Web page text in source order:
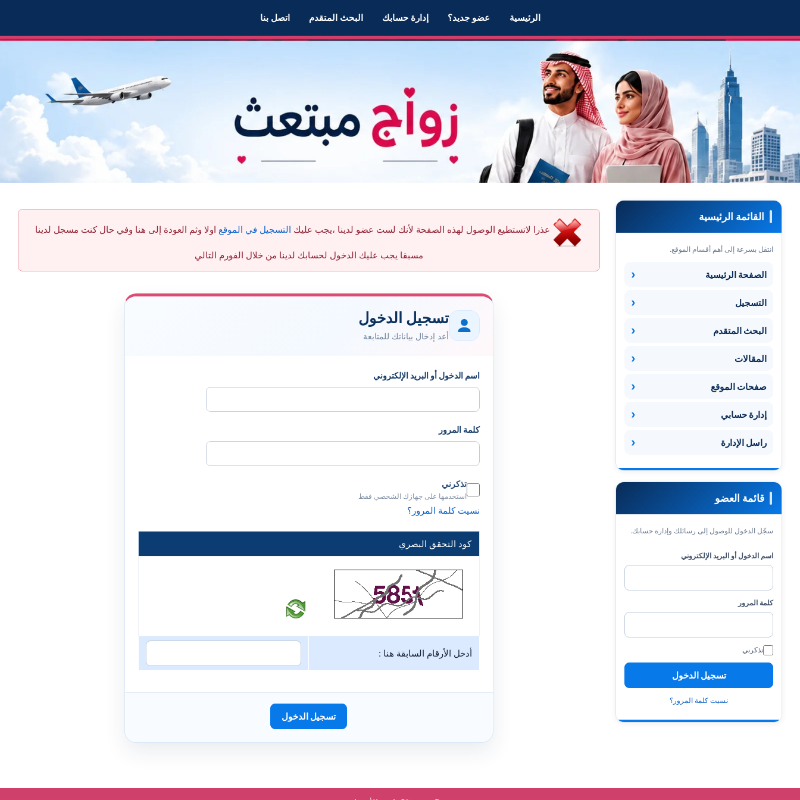
الرئيسية عضو جديد؟ إدارة حسابك البحث المتقدم اتصل بنا
عذرا لاتستطيع الوصول لهذه الصفحة لأنك لست عضو لدينا ،يجب عليك التسجيل في الموقع اولا وثم العودة إلى هنا وفي حال كنت مسجل لدينا
مسبقا يجب عليك الدخول لحسابك لدينا من خلال الفورم التالي
تسجيل الدخول
أعد إدخال بياناتك للمتابعة
اسم الدخول أو البريد الإلكتروني
كلمة المرور
تذكرني
استخدمها على جهازك الشخصي فقط
نسيت كلمة المرور؟
كود التحقق البصري
أدخل الأرقام السابقة هنا :
القائمة الرئيسية
انتقل بسرعة إلى أهم أقسام الموقع.
الصفحة الرئيسية
التسجيل
البحث المتقدم
المقالات
صفحات الموقع
إدارة حسابي
راسل الإدارة
قائمة العضو
سجّل الدخول للوصول إلى رسائلك وإدارة حسابك.
اسم الدخول أو البريد الإلكتروني
كلمة المرور
تذكرني
نسيت كلمة المرور؟